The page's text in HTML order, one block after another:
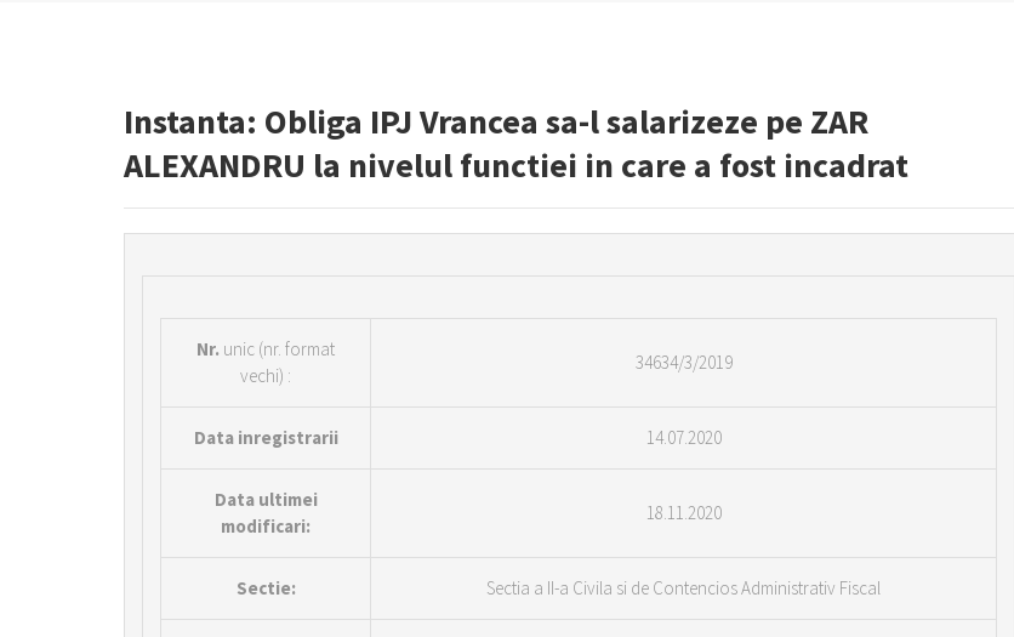
Instanta: Obliga IPJ Vrancea sa-l salarizeze pe ZAR
ALEXANDRU la nivelul functiei in care a fost incadrat
Nr. unic (nr. format
vechi) :
34634/3/2019
Data inregistrarii 14.07.2020
Data ultimei
modificari:
18.11.2020
Sectie: Sectia a II-a Civila si de Contencios Administrativ Fiscal